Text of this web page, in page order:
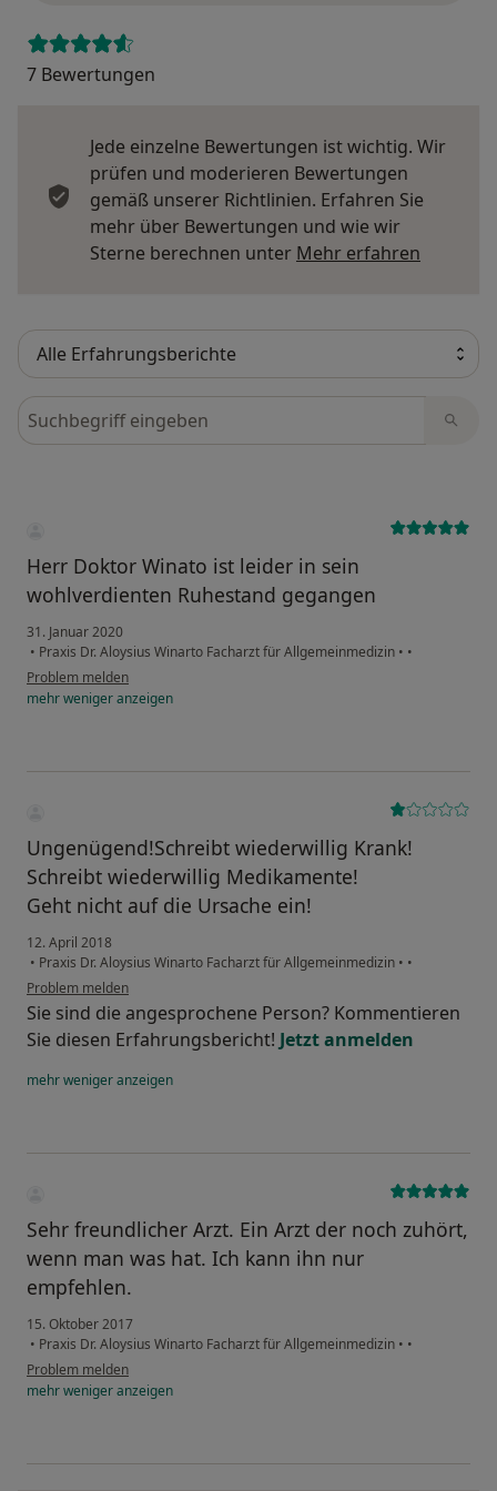
7 Bewertungen
Jede einzelne Bewertungen ist wichtig. Wir
prüfen und moderieren Bewertungen
gemäß unserer Richtlinien. Erfahren Sie
mehr über Bewertungen und wie wir
Sterne berechnen unter Mehr erfahren
Bewertungen durchsuchen
Herr Doktor Winato ist leider in sein
wohlverdienten Ruhestand gegangen
31. Januar 2020
• Praxis Dr. Aloysius Winarto Facharzt für Allgemeinmedizin • •
Problem melden
mehrwenigeranzeigen
Ungenügend!Schreibt wiederwillig Krank!
Schreibt wiederwillig Medikamente!
Geht nicht auf die Ursache ein!
12. April 2018
• Praxis Dr. Aloysius Winarto Facharzt für Allgemeinmedizin • •
Problem melden
Sie sind die angesprochene Person? Kommentieren
Sie diesen Erfahrungsbericht! Jetzt anmelden
mehrwenigeranzeigen
Sehr freundlicher Arzt. Ein Arzt der noch zuhört,
wenn man was hat. Ich kann ihn nur
empfehlen.
15. Oktober 2017
• Praxis Dr. Aloysius Winarto Facharzt für Allgemeinmedizin • •
Problem melden
mehrwenigeranzeigen